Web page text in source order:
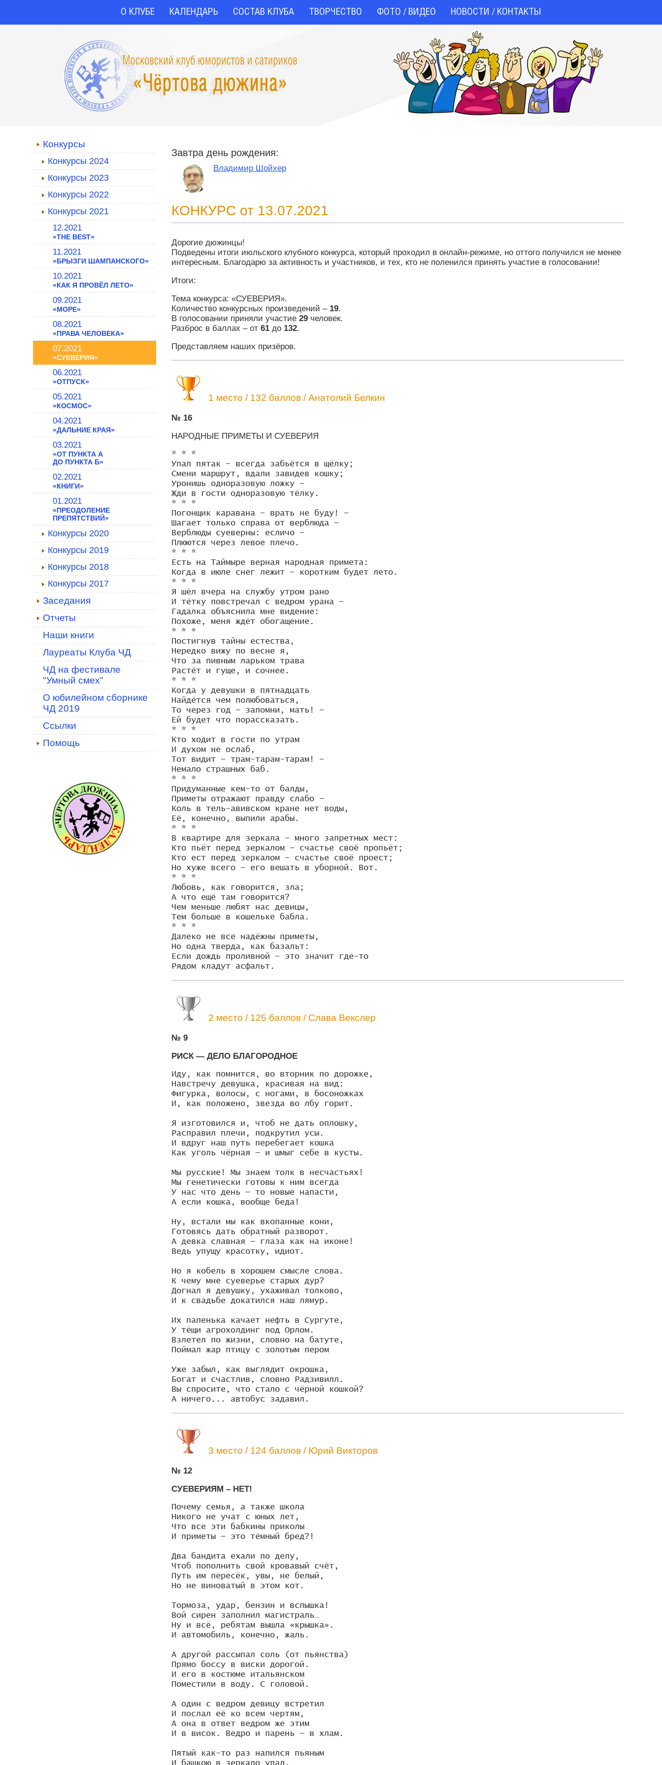
О КЛУБЕ КАЛЕНДАРЬ СОСТАВ КЛУБА ТВОРЧЕСТВО ФОТО / ВИДЕО НОВОСТИ / КОНТАКТЫ
Конкурсы
Конкурсы 2024
Конкурсы 2023
Конкурсы 2022
Конкурсы 2021
12.2021
«THE BEST»
11.2021
«БРЫЗГИ ШАМПАНСКОГО»
10.2021
«КАК Я ПРОВЁЛ ЛЕТО»
09.2021
«МОРЕ»
08.2021
«ПРАВА ЧЕЛОВЕКА»
07.2021
«СУЕВЕРИЯ»
06.2021
«ОТПУСК»
05.2021
«КОСМОС»
04.2021
«ДАЛЬНИЕ КРАЯ»
03.2021
«ОТ ПУНКТА А
ДО ПУНКТА Б»
02.2021
«КНИГИ»
01.2021
«ПРЕОДОЛЕНИЕ
ПРЕПЯТСТВИЙ»
Конкурсы 2020
Конкурсы 2019
Конкурсы 2018
Конкурсы 2017
Заседания
Отчеты
Наши книги
Лауреаты Клуба ЧД
ЧД на фестивале
"Умный смех"
О юбилейном сборнике
ЧД 2019
Ссылки
Помощь
Завтра день рождения:
Владимир Шойхер
КОНКУРС от 13.07.2021
Дорогие дюжинцы!
Подведены итоги июльского клубного конкурса, который проходил в онлайн-режиме, но оттого получился не менее
интересным. Благодарю за активность и участников, и тех, кто не поленился принять участие в голосовании!
Итоги:
Тема конкурса: «СУЕВЕРИЯ».
Количество конкурсных произведений – 19.
В голосовании приняли участие 29 человек.
Разброс в баллах – от 61 до 132.
Представляем наших призёров.
1 место / 132 баллов / Анатолий Белкин
№ 16
НАРОДНЫЕ ПРИМЕТЫ И СУЕВЕРИЯ
* * *
Упал пятак – всегда забьётся в щёлку;
Смени маршрут, вдали завидев кошку;
Уронишь одноразовую ложку –
Жди в гости одноразовую тёлку.
* * *
Погонщик каравана – врать не буду! –
Шагает только справа от верблюда –
Верблюды суеверны: есличо –
Плюются через левое плечо.
* * *
Есть на Таймыре верная народная примета:
Когда в июле снег лежит – коротким будет лето.
* * *
Я шёл вчера на службу утром рано
И тётку повстречал с ведром урана –
Гадалка объяснила мне видение:
Похоже, меня ждёт обогащение.
* * *
Постигнув тайны естества,
Нередко вижу по весне я,
Что за пивным ларьком трава
Растёт и гуще, и сочнее.
* * *
Когда у девушки в пятнадцать
Найдётся чем полюбоваться,
То через год – запомни, мать! –
Ей будет что порассказать.
* * *
Кто ходит в гости по утрам
И духом не ослаб,
Тот видит – трам-тарам-тарам! –
Немало страшных баб.
* * *
Придуманные кем-то от балды,
Приметы отражают правду слабо –
Коль в тель-авивском кране нет воды,
Её, конечно, выпили арабы.
* * *
В квартире для зеркала – много запретных мест:
Кто пьёт перед зеркалом – счастье своё пропьёт;
Кто ест перед зеркалом – счастье своё проест;
Но хуже всего – его вешать в уборной. Вот.
* * *
Любовь, как говорится, зла;
А что ещё там говорится?
Чем меньше любят нас девицы,
Тем больше в кошельке бабла.
* * *
Далеко не все надёжны приметы,
Но одна тверда, как базальт:
Если дождь проливной – это значит где-то
Рядом кладут асфальт.
2 место / 125 баллов / Слава Векслер
№ 9
РИСК — ДЕЛО БЛАГОРОДНОЕ
Иду, как помнится, во вторник по дорожке,
Навстречу девушка, красивая на вид:
Фигурка, волосы, с ногами, в босоножках
И, как положено, звезда во лбу горит.
Я изготовился и, чтоб не дать оплошку,
Расправил плечи, подкрутил усы.
И вдруг наш путь перебегает кошка
Как уголь чёрная — и шмыг себе в кусты.
Мы русские! Мы знаем толк в несчастьях!
Мы генетически готовы к ним всегда
У нас что день — то новые напасти,
А если кошка, вообще беда!
Ну, встали мы как вкопанные кони,
Готовясь дать обратный разворот.
А девка славная — глаза как на иконе!
Ведь упущу красотку, идиот.
Но я кобель в хорошем смысле слова.
К чему мне суеверье старых дур?
Догнал я девушку, ухаживал толково,
И к свадьбе докатился наш лямур.
Их папенька качает нефть в Сургуте,
У тёщи агрохолдинг под Орлом.
Взлетел по жизни, словно на батуте,
Поймал жар птицу с золотым пером
Уже забыл, как выглядит окрошка,
Богат и счастлив, словно Радзивилл.
Вы спросите, что стало с чёрной кошкой?
А ничего... автобус задавил.
3 место / 124 баллов / Юрий Викторов
№ 12
СУЕВЕРИЯМ – НЕТ!
Почему семья, а также школа
Никого не учат с юных лет,
Что все эти бабкины приколы
И приметы — это тёмный бред?!
Два бандита ехали по делу,
Чтоб пополнить свой кровавый счёт,
Путь им пересёк, увы, не белый,
Но не виноватый в этом кот.
Тормоза, удар, бензин и вспышка!
Вой сирен заполнил магистраль…
Ну и всё, ребятам вышла «крышка».
И автомобиль, конечно, жаль.
А другой рассыпал соль (от пьянства)
Прямо боссу в виски дорогой.
И его в костюме итальянском
Поместили в воду. С головой.
А один с ведром девицу встретил
И послал её ко всем чертям,
А она в ответ ведром же этим
И в висок. Ведро и парень — в хлам.
Пятый как-то раз напился пьяным
И башкою в зеркало упал.